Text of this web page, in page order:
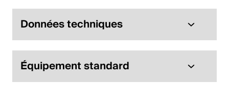
Données techniques
Équipement standard